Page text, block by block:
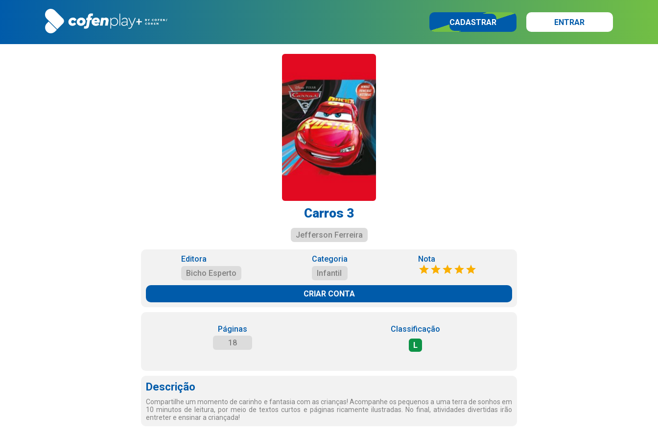
CADASTRAR ENTRAR
Carros 3
Jefferson Ferreira
Editora
Bicho Esperto
Categoria
Infantil
Nota
CRIAR CONTA
Páginas
18
Classificação
L
Descrição
Compartilhe um momento de carinho e fantasia com as crianças! Acompanhe os pequenos a uma terra de sonhos em
10 minutos de leitura, por meio de textos curtos e páginas ricamente ilustradas. No final, atividades divertidas irão
entreter e ensinar a criançada!